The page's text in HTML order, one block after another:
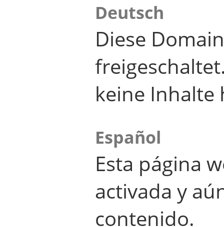
Deutsch
Diese
keine Inhalte
Español
Esta página
activada y
contenido.